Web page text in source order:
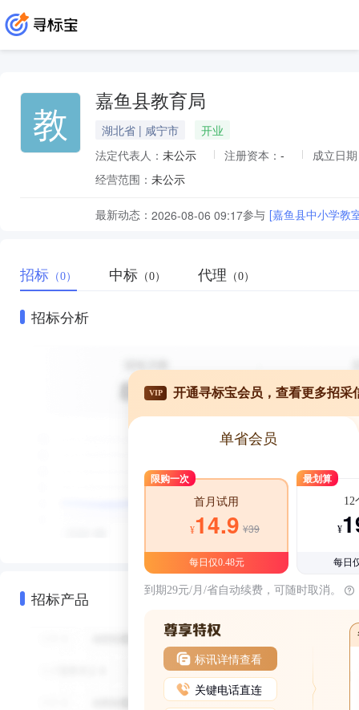
教 嘉鱼县教育局
湖北省 | 咸宁市
开业
法定代表人： 未公示 注册资本： -
成立日
经营范围： 未公示
最新动态： 2026-08-06 09:17参与 [嘉鱼县中小学教
招标 （0） 中标 （0） 代理 （0）
招标分析
招标产品
VIP 开通寻标宝会员，查看更多招采
单省会员
限购一次
首月试用
¥14.9 ¥39
每日仅0.48元
最划算
12
¥
每日
到期29元/月/省自动续费，可随时取消。
标讯详情查看
关键电话直连